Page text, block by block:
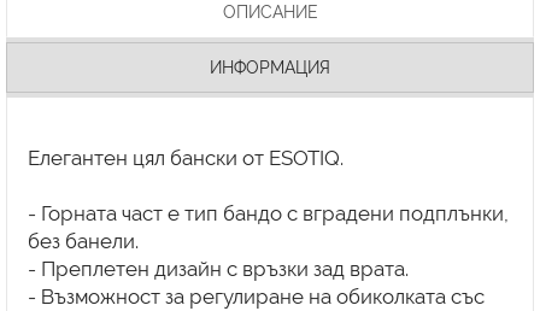
ОПИСАНИЕ
ИНФОРМАЦИЯ
Елегантен цял бански от ESOTIQ.
- Горната част е тип бандо с вградени подплънки,
без банели.
- Преплетен дизайн с връзки зад врата.
- Възможност за регулиране на обиколката със